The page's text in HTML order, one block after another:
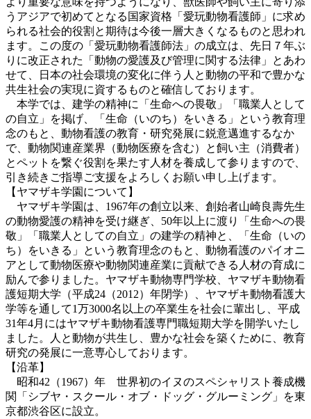
うアジアで初めてとなる国家資格「愛玩動物看護師」に求め
られる社会的役割と期待は今後一層大きくなるものと思われ
ます。この度の「愛玩動物看護師法」の成立は、先日７年ぶ
りに改正された「動物の愛護及び管理に関する法律」とあわ
せて、日本の社会環境の変化に伴う人と動物の平和で豊かな
共生社会の実現に資するものと確信しております。
本学では、建学の精神に「生命への畏敬」「職業人として
の自立」を掲げ、「生命（いのち）をいきる」という教育理
念のもと、動物看護の教育・研究発展に鋭意邁進するなか
で、動物関連産業界（動物医療を含む）と飼い主（消費者）
とペットを繋ぐ役割を果たす人材を養成して参りますので、
引き続きご指導ご支援をよろしくお願い申し上げます。
【ヤマザキ学園について】
ヤマザキ学園は、1967年の創立以来、創始者山崎良壽先生
の動物愛護の精神を受け継ぎ、50年以上に渡り「生命への畏
敬」「職業人としての自立」の建学の精神と、「生命（いの
ち）をいきる」という教育理念のもと、動物看護のパイオニ
アとして動物医療や動物関連産業に貢献できる人材の育成に
励んで参りました。ヤマザキ動物専門学校、ヤマザキ動物看
護短期大学（平成24（2012）年閉学）、ヤマザキ動物看護大
学等を通して1万3000名以上の卒業生を社会に輩出し、平成
31年4月にはヤマザキ動物看護専門職短期大学を開学いたし
ました。人と動物が共生し、豊かな社会を築くために、教育
研究の発展に一意専心しております。
【沿革】
昭和42（1967）年 世界初のイヌのスペシャリスト養成機
関「シブヤ・スクール・オブ・ドッグ・グルーミング」を東
京都渋谷区に設立。